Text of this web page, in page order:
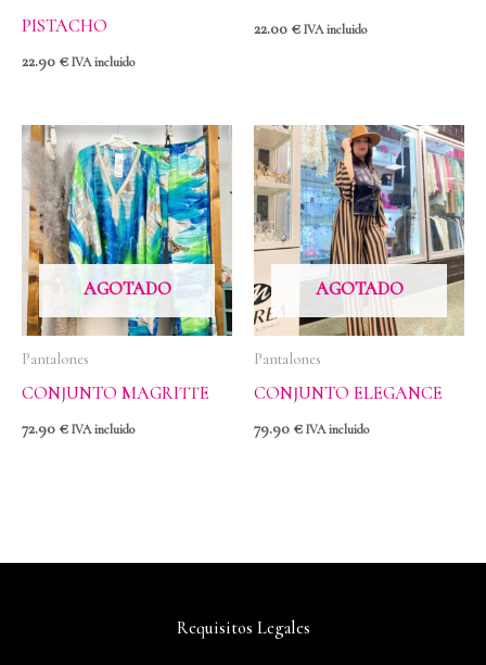
PISTACHO
22.90 € IVA incluido
22.00 € IVA incluido
AGOTADO
Pantalones
CONJUNTO MAGRITTE
72.90 € IVA incluido
AGOTADO
Pantalones
CONJUNTO ELEGANCE
79.90 € IVA incluido
Requisitos Legales